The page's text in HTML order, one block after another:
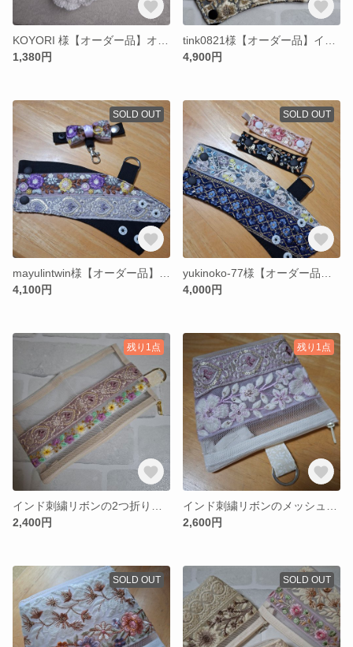
1,380円
4,900円
SOLD OUT
4,100円
SOLD OUT
4,000円
残り1点
2,400円
残り1点
2,600円
SOLD OUT SOLD OUT